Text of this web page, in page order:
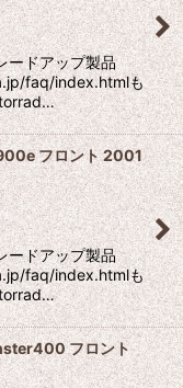
ードアップ製品
faq/index.htmlも
フロント 2001
ードアップ製品
faq/index.htmlも
フロント